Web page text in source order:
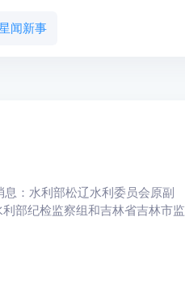
闻新事
：水利部松辽水利委员会原副
部纪检监察组和吉林省吉林市监